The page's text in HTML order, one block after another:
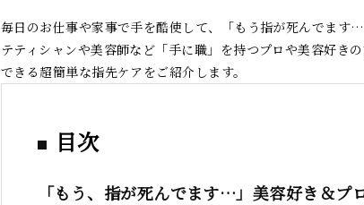
毎日のお仕事や家事で手を酷使して、「もう指が死んでま
テティシャンや美容師など「手に職」を持つプロや美容好き
できる超簡単な指先ケアをご紹介します。
目次
「もう、指が死んでます…」美容好き＆プ